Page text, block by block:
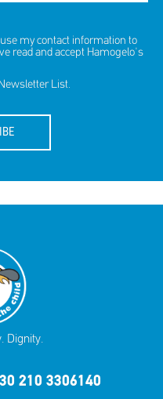
my contact information to
read and accept Hamogelo's
List.
Dignity.
210 3306140